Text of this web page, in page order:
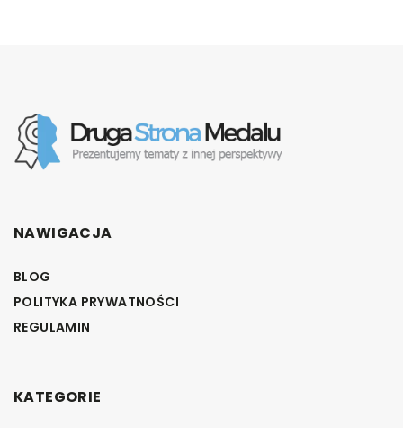
NAWIGACJA
BLOG
POLITYKA PRYWATNOŚCI
REGULAMIN
KATEGORIE